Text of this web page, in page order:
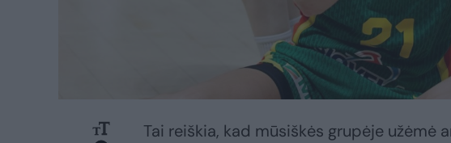
Tai reiškia, kad mūsiškės grupėje